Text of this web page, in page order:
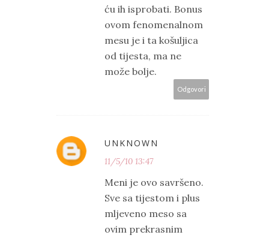
ću ih isprobati. Bonus
ovom fenomenalnom
mesu je i ta košuljica
od tijesta, ma ne
može bolje.
Odgovori
UNKNOWN
11/5/10 13:47
Meni je ovo savršeno.
Sve sa tijestom i plus
mljeveno meso sa
ovim prekrasnim